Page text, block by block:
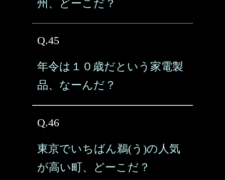
州、どーこだ？
Q.45
年令は１０歳だという家電製
品、なーんだ？
Q.46
東京でいちばん鵜(う)の人気
が高い町、どーこだ？